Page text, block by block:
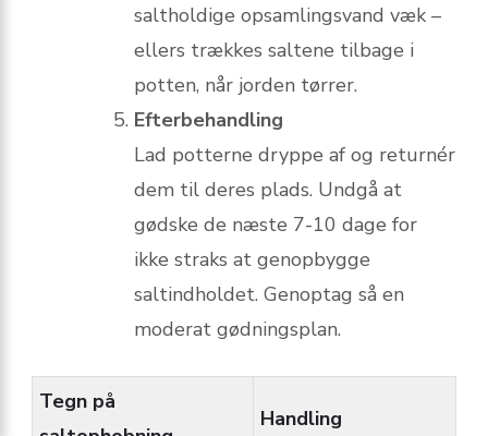
saltholdige opsamlingsvand væk –
ellers trækkes saltene tilbage i
potten, når jorden tørrer.
Efterbehandling
Lad potterne dryppe af og returnér
dem til deres plads. Undgå at
gødske de næste 7-10 dage for
ikke straks at genopbygge
saltindholdet. Genoptag så en
moderat gødningsplan.
Tegn på
Handling